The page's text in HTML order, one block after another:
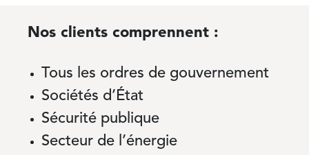
Nos clients comprennent :
Tous les ordres de gouvernement
Sociétés d’État
Sécurité publique
Secteur de l’énergie